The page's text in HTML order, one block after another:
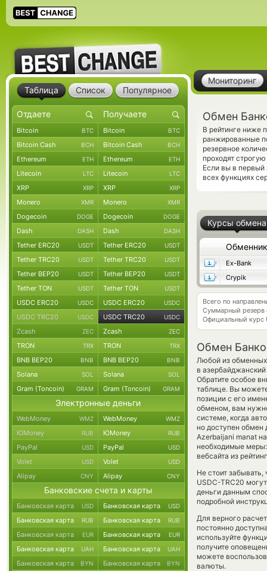
Мониторинг
Обмен
В рейтинге ниже
ранжированные
резервное
проходят
Если вы в первый
всех функциях
Курсы обмена
Обменник
Ex-Bank
Crypik
Всего по
Суммарный резерв
Официальный курс
Обмен
Любой из обменных
в
Обратите особое
таблице. Вы
позиции с его
обменом, вам
системе, когда
но доступен обмен
Azerbaijani manat
необходимые
вебсайта из
Не стоит
USDC-TRC20
деньги данным
подробной
Для верного
постоянно
используйте
получите
можете
валюты.
Таблица Список Популярное
Bitcoin BTC Bitcoin BTC
Bitcoin Cash BCH Bitcoin Cash BCH
Ethereum ETH Ethereum ETH
Litecoin LTC Litecoin LTC
XRP XRP XRP XRP
Monero XMR Monero XMR
Dogecoin DOGE Dogecoin DOGE
Dash DASH Dash DASH
Tether ERC20 USDT Tether ERC20 USDT
Tether TRC20 USDT Tether TRC20 USDT
Tether BEP20 USDT Tether BEP20 USDT
Tether TON USDT Tether TON USDT
USDC ERC20 USDC USDC ERC20 USDC
USDC TRC20 USDC USDC TRC20 USDC
Zcash ZEC Zcash ZEC
TRON TRX TRON TRX
BNB BEP20 BNB BNB BEP20 BNB
Solana SOL Solana SOL
Gram (Toncoin) GRAM Gram (Toncoin) GRAM
Электронные деньги
WebMoney WMZ WebMoney WMZ
ЮMoney RUB ЮMoney RUB
PayPal USD PayPal USD
Volet USD Volet USD
Alipay CNY Alipay CNY
Банковские счета и карты
Банковская карта USD Банковская карта USD
Банковская карта RUB Банковская карта RUB
Банковская карта EUR Банковская карта EUR
Банковская карта UAH Банковская карта UAH
Банковская карта BYN Банковская карта BYN